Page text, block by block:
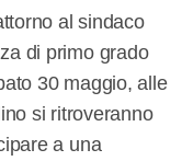
al sindaco
di primo grado
30 maggio, alle
si ritroveranno
a una